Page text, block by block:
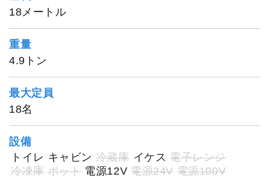
18メートル
重量
4.9トン
最大定員
18名
設備
トイレ キャビン 冷蔵庫 イケス 電子レンジ
冷凍庫 ポット 電源12V 電源24V 電源100V